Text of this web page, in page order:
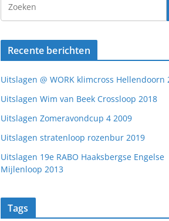
Recente berichten
Uitslagen @ WORK klimcross Hellendoorn
Uitslagen Wim van Beek Crossloop 2018
Uitslagen Zomeravondcup 4 2009
Uitslagen stratenloop rozenbur 2019
Uitslagen 19e RABO Haaksbergse Engelse
Mijlenloop 2013
Tags